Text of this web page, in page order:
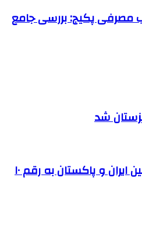
پکیج: بررسی جامع
شد
افزایش حجم تجارت بین ایران و پاکستان به رقم ۱۰